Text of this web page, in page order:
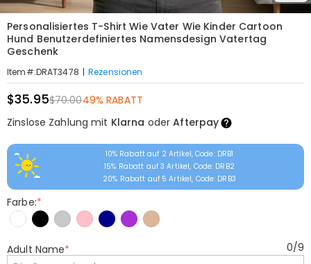
Personalisiertes T-Shirt Wie Vater Wie Kinder Cartoon
Hund Benutzerdefiniertes Namensdesign Vatertag
Geschenk
Item#:DRAT3478 | Rezensionen
$35.95$70.0049% RABATT
Zinslose Zahlung mit Klarna oderAfterpay
10% Rabatt auf 2 Artikel, Code: DRB1
15% Rabatt auf 3 Artikel, Code: DRB2
20% Rabatt auf 5 Artikel, Code: DRB3
Farbe:*
Adult Name* 0/9